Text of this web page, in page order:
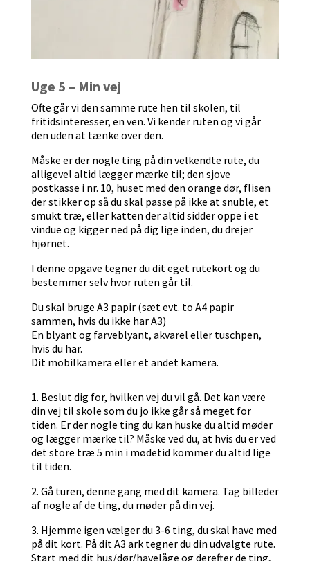
Uge 5 – Min vej
Ofte går vi den samme rute hen til skolen, til
fritidsinteresser, en ven. Vi kender ruten og vi går
den uden at tænke over den.
Måske er der nogle ting på din velkendte rute, du
alligevel altid lægger mærke til; den sjove
postkasse i nr. 10, huset med den orange dør, flisen
der stikker op så du skal passe på ikke at snuble, et
smukt træ, eller katten der altid sidder oppe i et
vindue og kigger ned på dig lige inden, du drejer
hjørnet.
I denne opgave tegner du dit eget rutekort og du
bestemmer selv hvor ruten går til.
Du skal bruge A3 papir (sæt evt. to A4 papir
sammen, hvis du ikke har A3)
En blyant og farveblyant, akvarel eller tuschpen,
hvis du har.
Dit mobilkamera eller et andet kamera.
1. Beslut dig for, hvilken vej du vil gå. Det kan være
din vej til skole som du jo ikke går så meget for
tiden. Er der nogle ting du kan huske du altid møder
og lægger mærke til? Måske ved du, at hvis du er ved
det store træ 5 min i mødetid kommer du altid lige
til tiden.
2. Gå turen, denne gang med dit kamera. Tag billeder
af nogle af de ting, du møder på din vej.
3. Hjemme igen vælger du 3-6 ting, du skal have med
på dit kort. På dit A3 ark tegner du din udvalgte rute.
Start med dit hus/dør/havelåge og derefter de ting,